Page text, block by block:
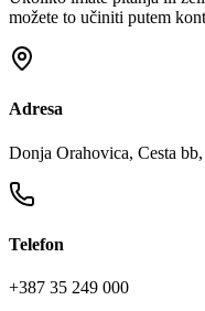
možete to učiniti putem
Adresa
Donja Orahovica, Cesta
Telefon
+387 35 249 000